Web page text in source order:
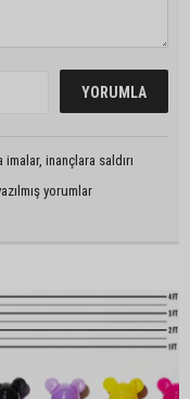
inançlara saldırı
yorumlar